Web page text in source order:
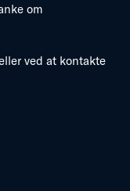
om
ved at kontakte